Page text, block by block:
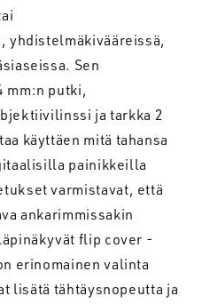
yhdistelmäkivääreissä,
Sen
mm:n putki,
ja tarkka 2
käyttäen mitä tahansa
painikkeilla
varmistavat, että
ankarimmissakin
flip cover -
erinomainen valinta
lisätä tähtäysnopeutta ja